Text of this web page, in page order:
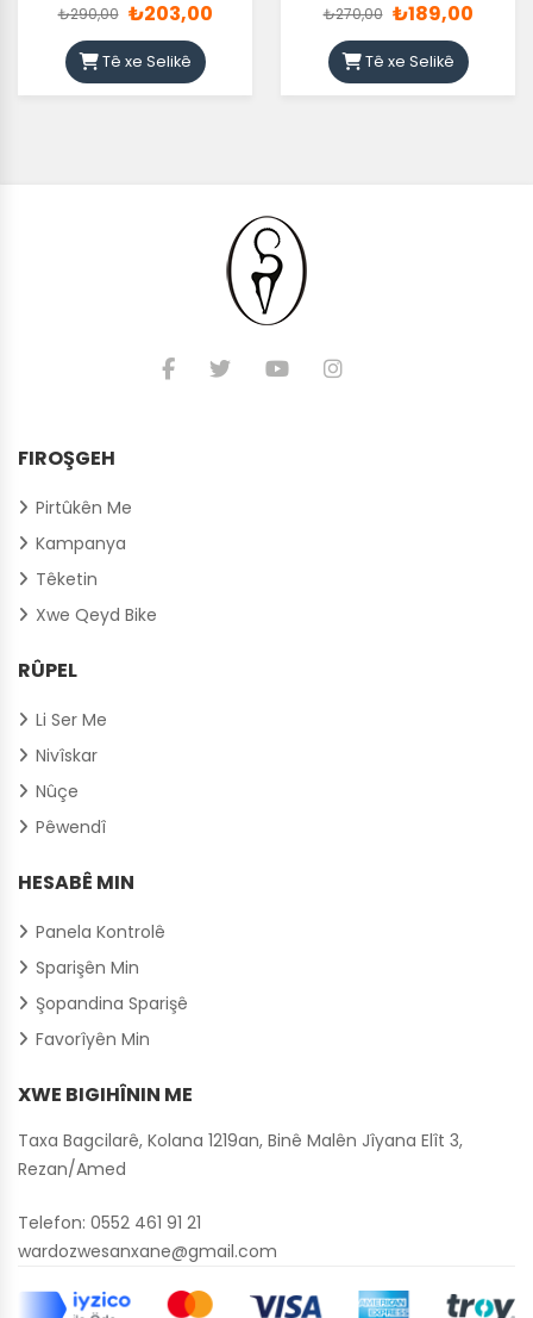
₺290,00 ₺203,00
Tê xe Selikê
₺270,00 ₺189,00
Tê xe Selikê
FIROŞGEH
Pirtûkên Me
Kampanya
Têketin
Xwe Qeyd Bike
RÛPEL
Li Ser Me
Nivîskar
Nûçe
Pêwendî
HESABÊ MIN
Panela Kontrolê
Sparişên Min
Şopandina Sparişê
Favorîyên Min
XWE BIGIHÎNIN ME
Taxa Bagcilarê, Kolana 1219an, Binê Malên Jîyana Elît 3,
Rezan/Amed
Telefon: 0552 461 91 21
wardozwesanxane@gmail.com